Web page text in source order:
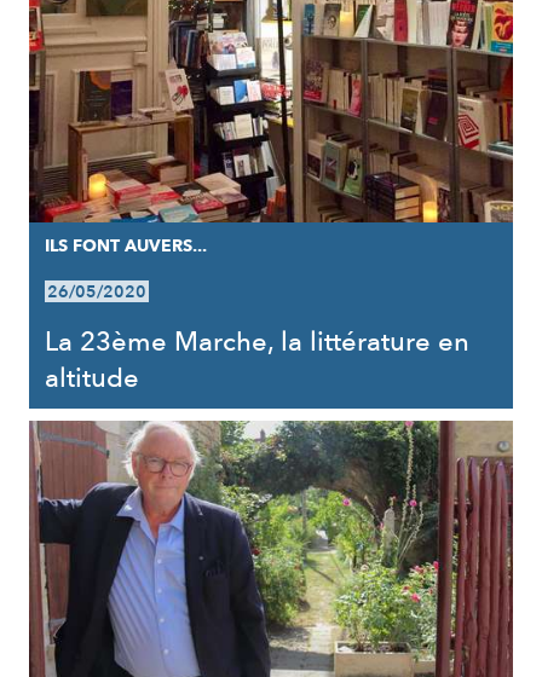
ILS FONT AUVERS...
26/05/2020
La 23ème Marche, la littérature en
altitude